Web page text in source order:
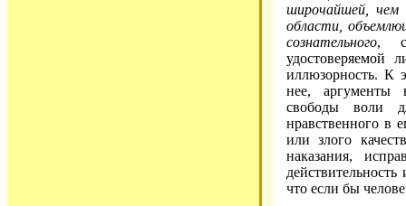
широчайшей, чем
области,
сознательного,
удостоверяемой
иллюзорность. К
нее, аргументы
свободы воли
нравственного в
или злого
наказания,
что если бы